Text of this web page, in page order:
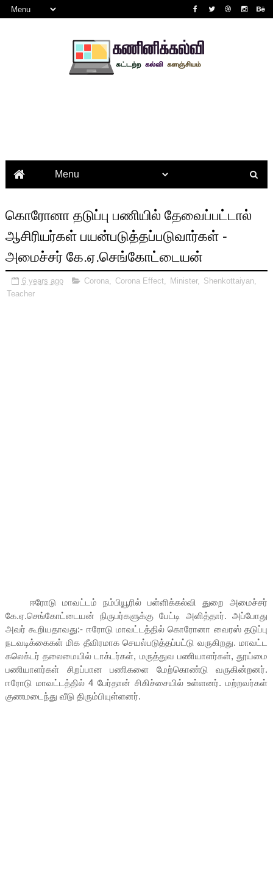
கொரோனா தடுப்பு பணியில் தேவைப்பட்டால்
ஆசிரியர்கள் பயன்படுத்தப்படுவார்கள் -
அமைச்சர் கே.ஏ.செங்கோட்டையன்
6 years ago Corona Corona Effect Minister, Shenkottaiyan,
Teacher
ஈரோடு மாவட்டம் நம்பியூரில் பள்ளிக்கல்வி துறை அமைச்சர்
கே.ஏ.செங்கோட்டையன் நிருபர்களுக்கு பேட்டி அளித்தார். அப்போது
அவர் கூறியதாவது:- ஈரோடு மாவட்டத்தில் கொரோனா வைரஸ் தடுப்பு
நடவடிக்கைகள் மிக தீவிரமாக செயல்படுத்தப்பட்டு வருகிறது. மாவட்ட
கலெக்டர் தலைமையில் டாக்டர்கள், மருத்துவ பணியாளர்கள், தூய்மை
பணியாளர்கள் சிறப்பான பணிகளை மேற்கொண்டு வருகின்றனர்.
ஈரோடு மாவட்டத்தில் 4 பேர்தான் சிகிச்சையில் உள்ளனர். மற்றவர்கள்
குணமடைந்து வீடு திரும்பியுள்ளனர்.